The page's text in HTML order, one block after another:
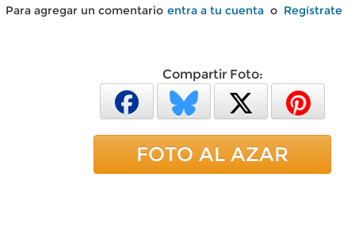
Para agregar un comentario entra a tu cuenta o Regístrate
Compartir Foto:
FOTO AL AZAR